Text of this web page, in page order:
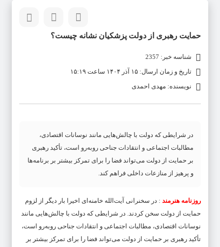
حمایت رهبری از دولت پزشکیان نشانه چیست؟
شناسه خبر: 2357
تاریخ و زمان ارسال: ۱۵ آذر ۱۴۰۴ ساعت ۱۵:۱۹
نویسنده: مهدی احمدی
در شرایطی که دولت با چالش‌هایی مانند نوسانات اقتصادی،
مطالبات اجتماعی و انتقادات جناحی روبه‌رو است، تأکید رهبری
بر حمایت از دولت می‌تواند فضا را برای تمرکز بیشتر بر برنامه‌ها
و پرهیز از منازعات داخلی فراهم کند.
روزنامه هنرمند : در سخنرانی آیت‌‍‌الله خامنه‌ای اخیرا بار دیگر از لزوم
حمایت از دولت سخن کردند. در شرایطی که دولت با چالش‌هایی مانند
نوسانات اقتصادی، مطالبات اجتماعی و انتقادات جناحی روبه‌رو است،
تأکید رهبری بر حمایت از دولت می‌تواند فضا را برای تمرکز بیشتر بر